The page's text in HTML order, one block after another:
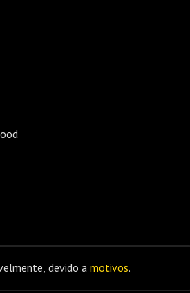
devido a motivos.